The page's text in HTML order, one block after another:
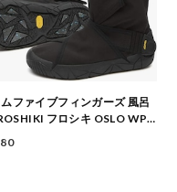
ファイブフィンガーズ 風呂
フロシキ OSLO WP
ビブラムファイブフィ